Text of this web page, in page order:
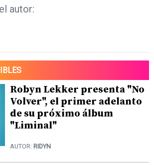
autor:
Robyn Lekker presenta "No
Volver", el primer adelanto
de su próximo álbum
"Liminal"
AUTOR: RIDYN